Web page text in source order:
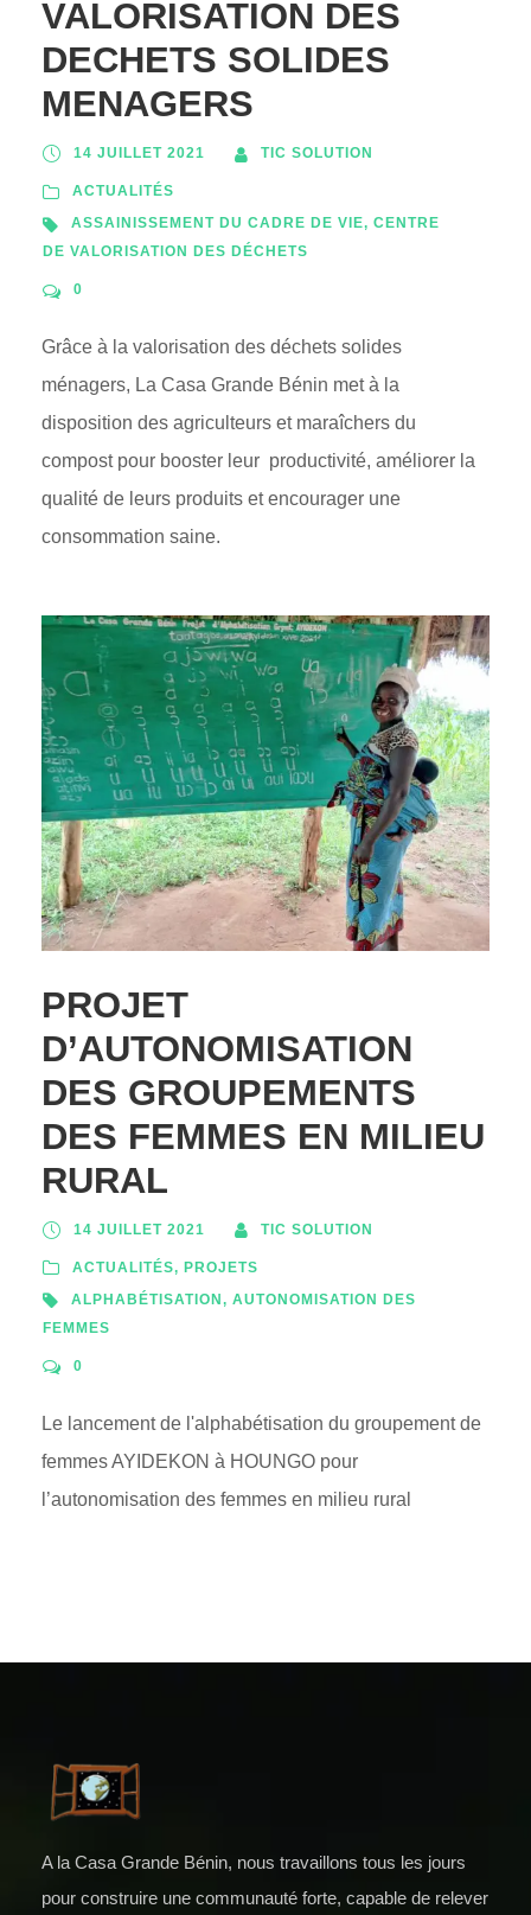
VALORISATION DES
DECHETS SOLIDES
MENAGERS
14 JUILLET 2021 TIC SOLUTION
ACTUALITÉS
ASSAINISSEMENT DU CADRE DE VIE, CENTRE
DE VALORISATION DES DÉCHETS
0
Grâce à la valorisation des déchets solides
ménagers, La Casa Grande Bénin met à la
disposition des agriculteurs et maraîchers du
compost pour booster leur productivité, améliorer la
qualité de leurs produits et encourager une
consommation saine.
PROJET
D’AUTONOMISATION
DES GROUPEMENTS
DES FEMMES EN MILIEU
RURAL
14 JUILLET 2021 TIC SOLUTION
ACTUALITÉS, PROJETS
ALPHABÉTISATION , AUTONOMISATION DES
FEMMES
0
Le lancement de l'alphabétisation du groupement de
femmes AYIDEKON à HOUNGO pour
l’autonomisation des femmes en milieu rural
A la Casa Grande Bénin, nous travaillons tous les jours
pour construire une communauté forte, capable de relever